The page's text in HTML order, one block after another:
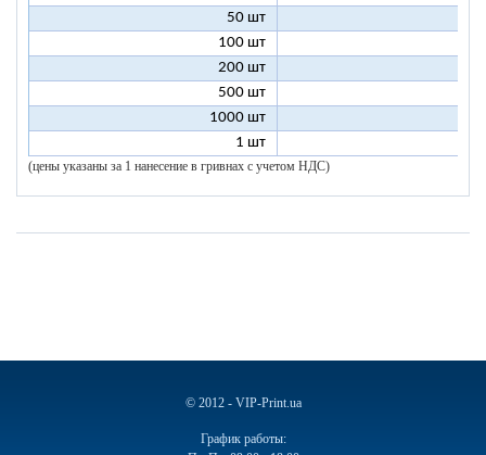
50 шт
100 шт
200 шт
500 шт
1000 шт
1 шт
(цены указаны за 1 нанесение в гривнах с учетом НДС)
© 2012 - VIP-Print.ua
График работы: